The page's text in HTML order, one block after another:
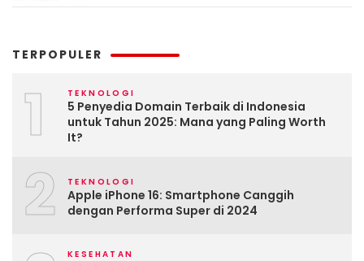
TERPOPULER
1 TEKNOLOGI
5 Penyedia Domain Terbaik di Indonesia
untuk Tahun 2025: Mana yang Paling Worth
It?
2 TEKNOLOGI
Apple iPhone 16: Smartphone Canggih
dengan Performa Super di 2024
KESEHATAN